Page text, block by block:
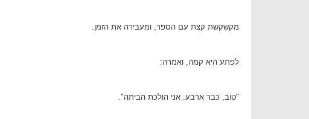
מקשקשת קצת עם הספר, ומעבירה את הזמן.
לפתע היא קמה, ואמרה:
"טוב, כבר ארבע. אני הולכת הביתה".